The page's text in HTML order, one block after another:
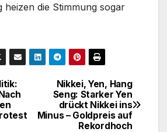
heizen die Stimmung sogar
Nikkei, Yen, Hang
Seng: Starker Yen
drückt Nikkei ins
Minus – Goldpreis auf
Rekordhoch